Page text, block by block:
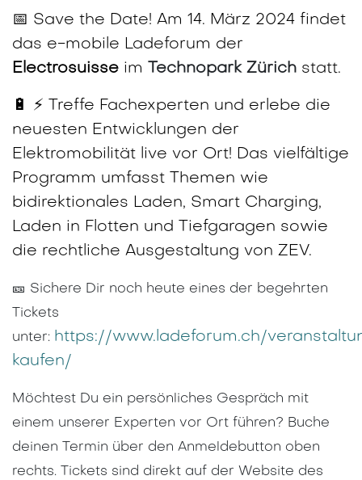
📅 Save the Date! Am 14. März 2024 findet
das e-mobile Ladeforum der
Electrosuisse im Technopark Zürich statt.
🔋 ⚡ Treffe Fachexperten und erlebe die
neuesten Entwicklungen der
Elektromobilität live vor Ort! Das vielfältige
Programm umfasst Themen wie
bidirektionales Laden, Smart Charging,
Laden in Flotten und Tiefgaragen sowie
die rechtliche Ausgestaltung von ZEV.
🎫 Sichere Dir noch heute eines der begehrten
Tickets
unter: https://www.ladeforum.ch/
kaufen/
Möchtest Du ein persönliches Gespräch mit
einem unserer Experten vor Ort führen? Buche
deinen Termin über den Anmeldebutton oben
rechts. Tickets sind direkt auf der Website des